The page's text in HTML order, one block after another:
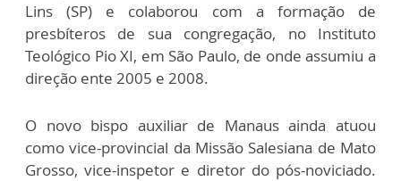
Lins (SP) e colaborou com a formação de
presbíteros de sua congregação, no Instituto
Teológico Pio XI, em São Paulo, de onde assumiu a
direção ente 2005 e 2008.
O novo bispo auxiliar de Manaus ainda atuou
como vice-provincial da Missão Salesiana de Mato
Grosso, vice-inspetor e diretor do pós-noviciado.